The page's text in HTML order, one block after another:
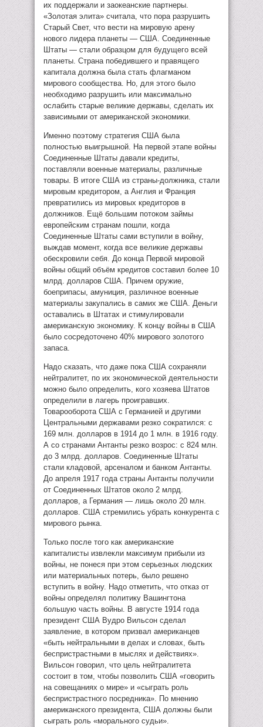
их поддержали и заокеанские партнеры.
«Золотая элита» считала, что пора разрушить
Старый Свет, что вести на мировую арену
нового лидера планеты — США. Соединенные
Штаты — стали образцом для будущего всей
планеты. Страна победившего и правящего
капитала должна была стать флагманом
мирового сообщества. Но, для этого было
необходимо разрушить или максимально
ослабить старые великие державы, сделать их
зависимыми от американской экономики.
Именно поэтому стратегия США была
полностью выигрышной. На первой этапе войны
Соединенные Штаты давали кредиты,
поставляли военные материалы, различные
товары. В итоге США из страны-должника, стали
мировым кредитором, а Англия и Франция
превратились из мировых кредиторов в
должников. Ещё большим потоком займы
европейским странам пошли, когда
Соединенные Штаты сами вступили в войну,
выждав момент, когда все великие державы
обескровили себя. До конца Первой мировой
войны общий объём кредитов составил более 10
млрд. долларов США. Причем оружие,
боеприпасы, амуниция, различное военные
материалы закупались в самих же США. Деньги
оставались в Штатах и стимулировали
американскую экономику. К концу войны в США
было сосредоточено 40% мирового золотого
запаса.
Надо сказать, что даже пока США сохраняли
нейтралитет, по их экономической деятельности
можно было определить, кого хозяева Штатов
определили в лагерь проигравших.
Товарооборота США с Германией и другими
Центральными державами резко сократился: с
169 млн. долларов в 1914 до 1 млн. в 1916 году.
А со странами Антанты резко возрос: с 824 млн.
до 3 млрд. долларов. Соединенные Штаты
стали кладовой, арсеналом и банком Антанты.
До апреля 1917 года страны Антанты получили
от Соединенных Штатов около 2 млрд.
долларов, а Германия — лишь около 20 млн.
долларов. США стремились убрать конкурента с
мирового рынка.
Только после того как американские
капиталисты извлекли максимум прибыли из
войны, не понеся при этом серьезных людских
или материальных потерь, было решено
вступить в войну. Надо отметить, что отказ от
войны определял политику Вашингтона
большую часть войны. В августе 1914 года
президент США Вудро Вильсон сделал
заявление, в котором призвал американцев
«быть нейтральными в делах и словах, быть
беспристрастными в мыслях и действиях».
Вильсон говорил, что цель нейтралитета
состоит в том, чтобы позволить США «говорить
на совещаниях о мире» и «сыграть роль
беспристрастного посредника». По мнению
американского президента, США должны были
сыграть роль «морального судьи».